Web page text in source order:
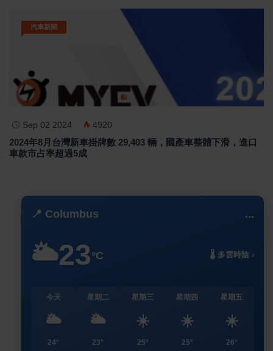
汽車新聞
Sep 02 2024 4920
2024年8月台灣新車掛牌數 29,403 輛，國產車整體下滑，進口
車款市占率超過5成
📍 Columbus ...
🌥️23°C 🌡️ 多雲時陰 ›
今天
🌥️
24°
星期二
🌥️
23°
星期三
☀️
25°
星期四
☀️
25°
星期五
☀️
26°